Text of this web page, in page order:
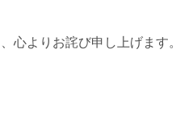
心よりお詫び申し上げます。